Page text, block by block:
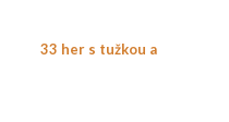
33 her s tužkou a